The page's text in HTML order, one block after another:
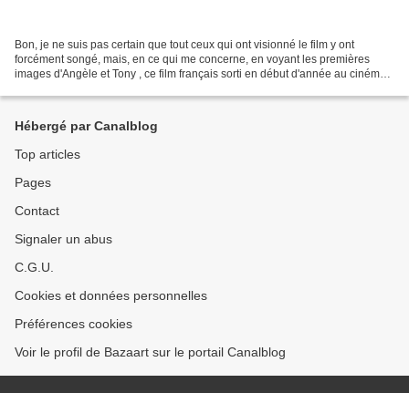
Bon, je ne suis pas certain que tout ceux qui ont visionné le film y ont
forcément songé, mais, en ce qui me concerne, en voyant les premières
images d'Angèle et Tony , ce film français sorti en début d'année au cinéma,
Hébergé par Canalblog
Top articles
Pages
Contact
Signaler un abus
C.G.U.
Cookies et données personnelles
Préférences cookies
Voir le profil de Bazaart sur le portail Canalblog